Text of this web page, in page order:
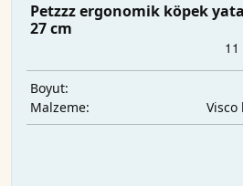
Petzzz ergonomik köpek
27 cm
Boyut:
Malzeme: